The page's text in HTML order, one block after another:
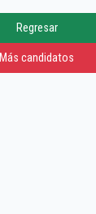
Regresar
Más candidatos